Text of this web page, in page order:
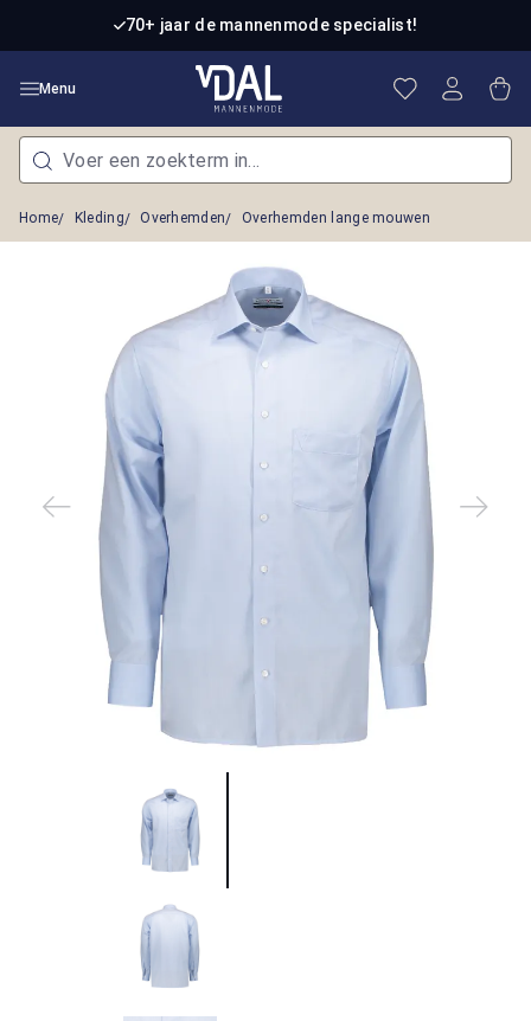
Ga naar de hoofdinhoud70+ jaar de mannenmode specialist!
Menu Je hebt 0
Home Kleding Overhemden Overhemden lange mouwen